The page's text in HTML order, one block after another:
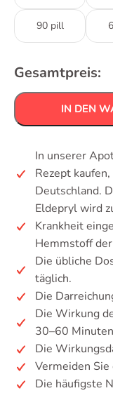
90 pill
Gesamtpreis:
IN DEN
In unserer
Rezept
Deutschland.
Eldepryl wird
Krankheit
Hemmstoff
Die übliche
täglich.
Die
Die Wirkung
30–60
Die
Vermeiden
Die häufigste